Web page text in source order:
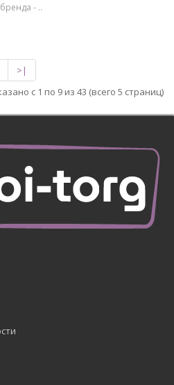
- ..
>|
с 1 по 9 из 43 (всего 5 страниц)